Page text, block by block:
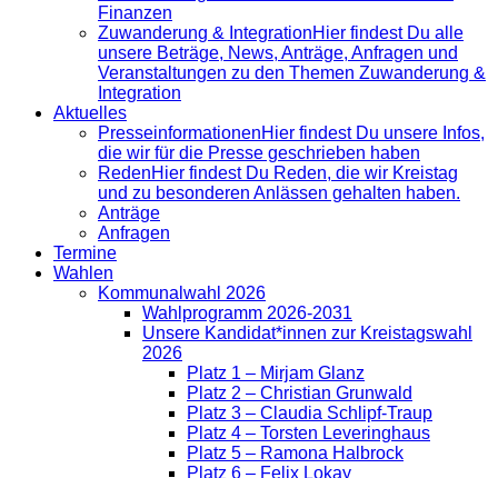
Finanzen
Zuwanderung & IntegrationHier findest Du alle
unsere Beträge, News, Anträge, Anfragen und
Veranstaltungen zu den Themen Zuwanderung &
Integration
Aktuelles
Presse­informationenHier findest Du unsere Infos,
die wir für die Presse geschrieben haben
RedenHier findest Du Reden, die wir Kreistag
und zu besonderen Anlässen gehalten haben.
Anträge
Anfragen
Termine
Wahlen
Kommunalwahl 2026
Wahlprogramm 2026-2031
Unsere Kandidat*innen zur Kreistagswahl
2026
Platz 1 – Mirjam Glanz
Platz 2 – Christian Grunwald
Platz 3 – Claudia Schlipf-Traup
Platz 4 – Torsten Leveringhaus
Platz 5 – Ramona Halbrock
Platz 6 – Felix Lokay